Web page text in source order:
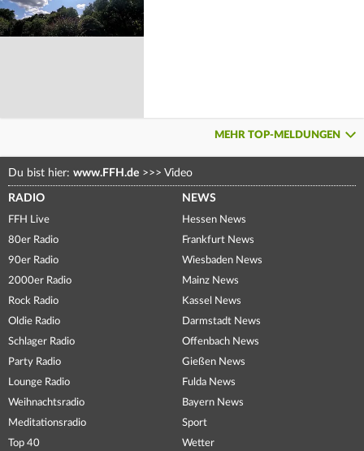
MEHR TOP-MELDUNGEN
Du bist hier: www.FFH.de >>> Video
RADIO
FFH Live
80er Radio
90er Radio
2000er Radio
Rock Radio
Oldie Radio
Schlager Radio
Party Radio
Lounge Radio
Weihnachtsradio
Meditationsradio
Top 40
NEWS
Hessen News
Frankfurt News
Wiesbaden News
Mainz News
Kassel News
Darmstadt News
Offenbach News
Gießen News
Fulda News
Bayern News
Sport
Wetter